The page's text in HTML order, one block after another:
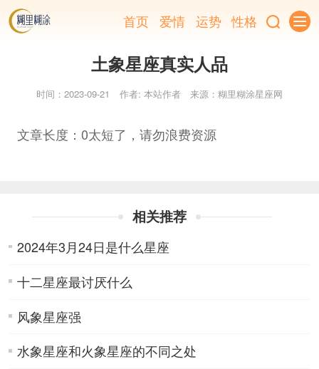
首页 爱情 运势 性格
土象星座真实人品
时间：2023-09-21 作者: 本站作者 来源：糊里糊涂星座网
文章长度：0太短了，请勿浪费资源
相关推荐
2024年3月24日是什么星座
十二星座最讨厌什么
风象星座强
水象星座和火象星座的不同之处